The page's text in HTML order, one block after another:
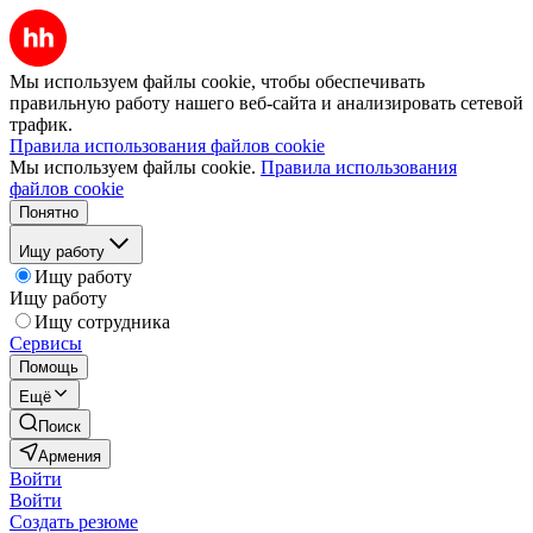
Мы используем файлы cookie, чтобы обеспечивать
правильную работу нашего веб-сайта и анализировать сетевой
трафик.
Правила использования файлов cookie
Мы используем файлы cookie. Правила использования
файлов cookie
Понятно
Ищу работу
Ищу работу
Ищу работу
Ищу сотрудника
Сервисы
Помощь
Ещё
Поиск
Армения
Войти
Войти
Создать резюме